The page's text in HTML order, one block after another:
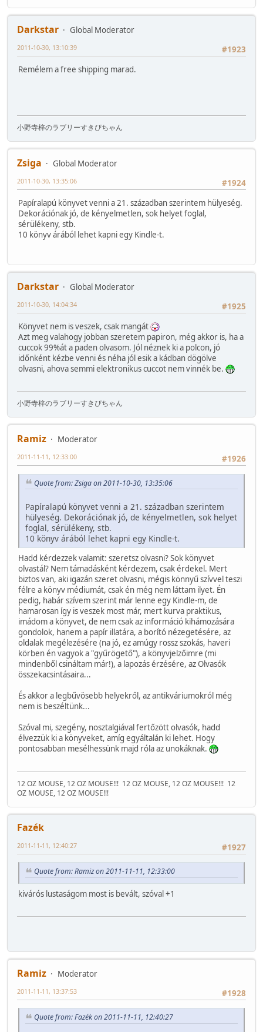
Darkstar
Global Moderator
#1923
2011-10-30, 13:10:39
Remélem a free shipping marad.
小野寺梓のラブリーすきぴちゃん
Zsiga
Global Moderator
#1924
2011-10-30, 13:35:06
Papíralapú könyvet venni a 21. században szerintem hülyeség.
Dekorációnak jó, de kényelmetlen, sok helyet foglal,
sérülékeny, stb.
10 könyv árából lehet kapni egy Kindle-t.
Darkstar
Global Moderator
#1925
2011-10-30, 14:04:34
Könyvet nem is veszek, csak mangát
Azt meg valahogy jobban szeretem papiron, még akkor is, ha a
cuccok 99%át a paden olvasom. Jól néznek ki a polcon, jó
időnként kézbe venni és néha jól esik a kádban dögölve
olvasni, ahova semmi elektronikus cuccot nem vinnék be.
小野寺梓のラブリーすきぴちゃん
Ramiz
Moderator
#1926
2011-11-11, 12:33:00
Quote from: Zsiga on 2011-10-30, 13:35:06
Papíralapú könyvet venni a 21. században szerintem
hülyeség. Dekorációnak jó, de kényelmetlen, sok helyet
foglal, sérülékeny, stb.
10 könyv árából lehet kapni egy Kindle-t.
Hadd kérdezzek valamit: szeretsz olvasni? Sok könyvet
olvastál? Nem támadásként kérdezem, csak érdekel. Mert
biztos van, aki igazán szeret olvasni, mégis könnyű szívvel teszi
félre a könyv médiumát, csak én még nem láttam ilyet. Én
pedig, habár szívem szerint már lenne egy Kindle-m, de
hamarosan így is veszek most már, mert kurva praktikus,
imádom a könyvet, de nem csak az információ kihámozására
gondolok, hanem a papír illatára, a borító nézegetésére, az
oldalak megélezésére (na jó, ez amúgy rossz szokás, haveri
körben én vagyok a "gyűrögető"), a könyvjelzőimre (mi
mindenből csináltam már!), a lapozás érzésére, az Olvasók
összekacsintásaira...
És akkor a legbűvösebb helyekről, az antikváriumokról még
nem is beszéltünk...
Szóval mi, szegény, nosztalgiával fertőzött olvasók, hadd
élvezzük ki a könyveket, amíg egyáltalán ki lehet. Hogy
pontosabban mesélhessünk majd róla az unokáknak.
12 OZ MOUSE, 12 OZ MOUSE!!! 12 OZ MOUSE, 12 OZ MOUSE!!! 12
OZ MOUSE, 12 OZ MOUSE!!!
Fazék
#1927
2011-11-11, 12:40:27
Quote from: Ramiz on 2011-11-11, 12:33:00
kivárós lustaságom most is bevált, szóval +1
Ramiz
Moderator
#1928
2011-11-11, 13:37:53
Quote from: Fazék on 2011-11-11, 12:40:27